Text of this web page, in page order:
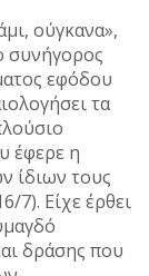
ούγκανα»,
συνήγορος
εφόδου
τα
έφερε η
ίδιων τους
7). Είχε έρθει
δράσης που